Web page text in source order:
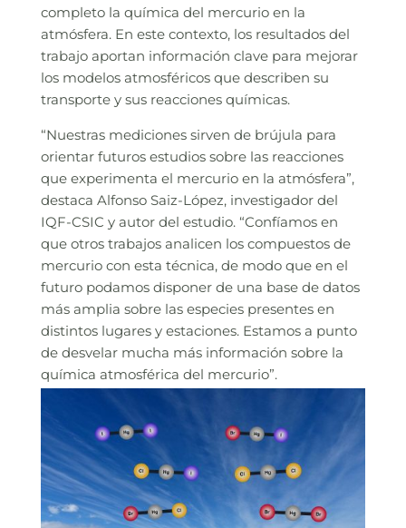
completo la química del mercurio en la
atmósfera. En este contexto, los resultados del
trabajo aportan información clave para mejorar
los modelos atmosféricos que describen su
transporte y sus reacciones químicas.
“Nuestras mediciones sirven de brújula para
orientar futuros estudios sobre las reacciones
que experimenta el mercurio en la atmósfera”,
destaca Alfonso Saiz-López, investigador del
IQF-CSIC y autor del estudio. “Confíamos en
que otros trabajos analicen los compuestos de
mercurio con esta técnica, de modo que en el
futuro podamos disponer de una base de datos
más amplia sobre las especies presentes en
distintos lugares y estaciones. Estamos a punto
de desvelar mucha más información sobre la
química atmosférica del mercurio”.